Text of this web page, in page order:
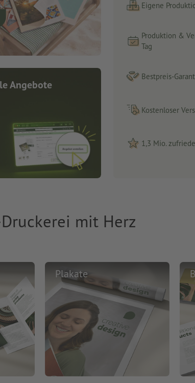
Angebote
Eigene
Produktion &
Tag
Bestpreis-
Kostenloser
1,3 Mio.
mit Herz
Plakate